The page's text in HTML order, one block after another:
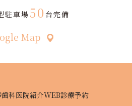
駐車場50 台完備
Map
歯科医院紹介WEB診療予約